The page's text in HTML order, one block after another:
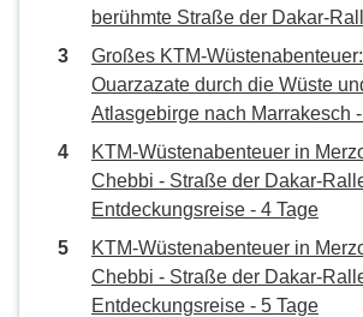
berühmte Straße der Dakar-
Großes KTM-
Ouarzazate durch die Wüste
Atlasgebirge nach Marrakesch
KTM-Wüstenabenteuer in
Chebbi - Straße der Dakar-
Entdeckungsreise - 4 Tage
KTM-Wüstenabenteuer in
Chebbi - Straße der Dakar-
Entdeckungsreise - 5 Tage